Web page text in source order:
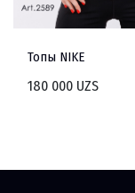
Топы NIKE
180 000 UZS